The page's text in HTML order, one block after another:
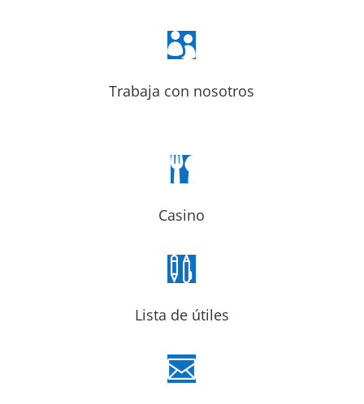

Trabaja con nosotros

Casino

Lista de útiles
